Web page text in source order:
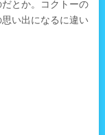
とか。コクトーの
い出になるに違い